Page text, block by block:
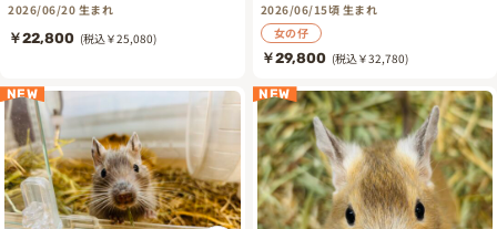
2026/06/20 生まれ
￥22,800 (税込￥25,080)
2026/06/15頃 生まれ
女の仔
￥29,800 (税込￥32,780)
NEW NEW